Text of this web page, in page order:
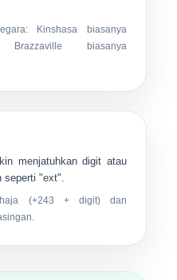
Kinshasa biasanya
Brazzaville biasanya
menjatuhkan digit atau
seperti "ext".
(+243 + digit) dan